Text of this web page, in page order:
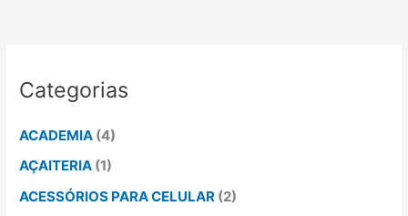
Categorias
ACADEMIA (4)
AÇAITERIA (1)
ACESSÓRIOS PARA CELULAR (2)